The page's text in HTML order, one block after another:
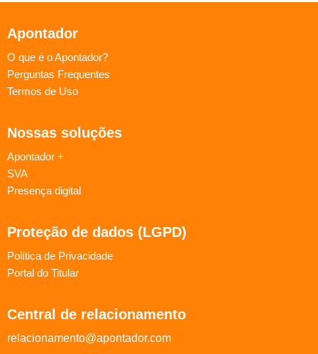
Apontador
O que é o Apontador?
Perguntas Frequentes
Termos de Uso
Nossas soluções
Apontador +
SVA
Presença digital
Proteção de dados (LGPD)
Política de Privacidade
Portal do Titular
Central de relacionamento
relacionamento@apontador.com